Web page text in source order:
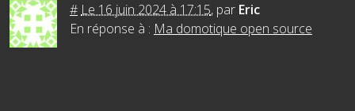
# Le 16 juin 2024 à 17:15, par Eric
En réponse à : Ma domotique open source